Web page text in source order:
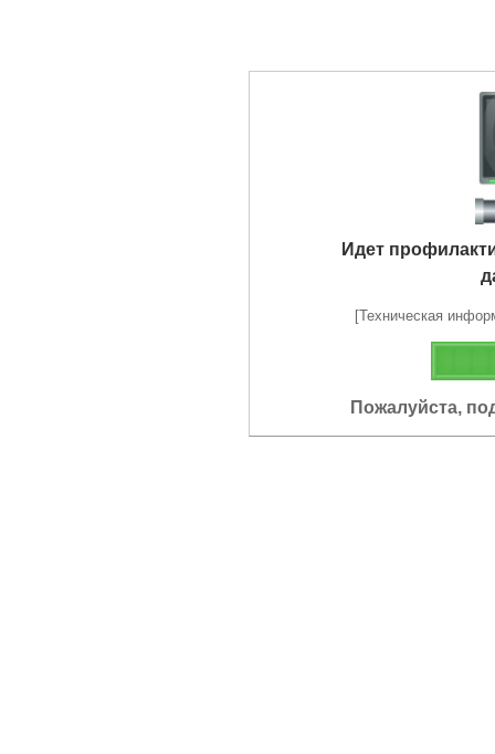
Идет
[Техническая
Пожалуйста,